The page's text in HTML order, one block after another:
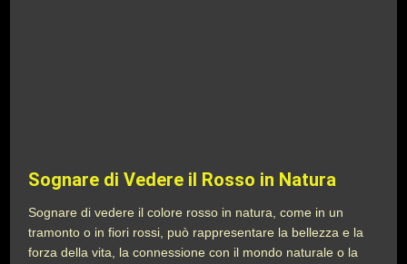
Sognare di Vedere il Rosso in Natura
Sognare di vedere il colore rosso in natura, come in un
tramonto o in fiori rossi, può rappresentare la bellezza e la
forza della vita, la connessione con il mondo naturale o la